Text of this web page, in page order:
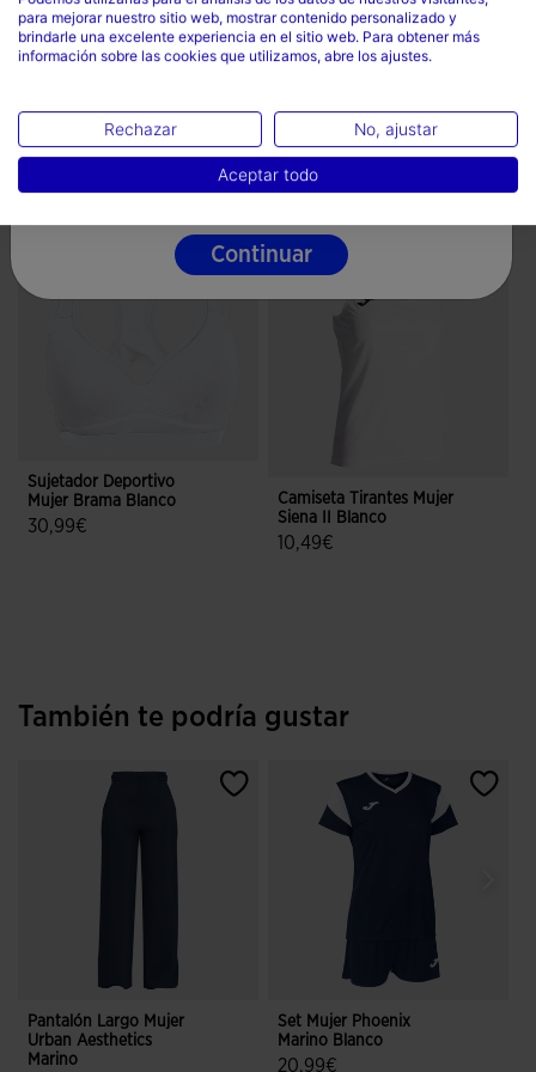
Planchar a temperatura máxima de 110 grados
No limpiar en seco
Completa el look
Sujetador Deportivo
Mujer Brama Blanco
30,99€
5 sobre 5 de valoración de clientes
Camiseta Tirantes Mujer
Siena II Blanco
10,49€
También te podría gustar
Pantalón Largo Mujer
Urban Aesthetics
Marino
Set Mujer Phoenix
Marino Blanco
20,99€
País
España
Idioma
Español
Continuar
para mejorar nuestro sitio web, mostrar contenido personalizado y
brindarle una excelente experiencia en el sitio web. Para obtener más
información sobre las cookies que utilizamos, abre los ajustes.
Rechazar No, ajustar
Aceptar todo